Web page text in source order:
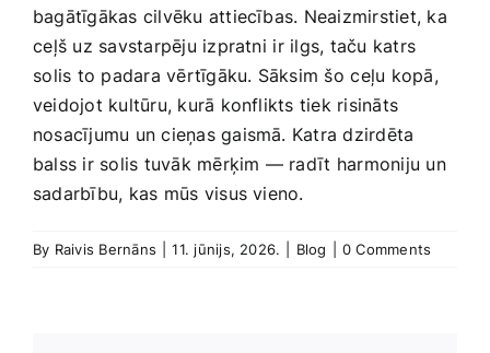
bagātīgākas cilvēku attiecības. Neaizmirstiet, ka
⁢ceļš uz savstarpēju izpratni ⁢ir ilgs, taču katrs
⁢solis to padara ‍vērtīgāku. Sāksim šo ⁤ceļu kopā,
veidojot kultūru, kurā konflikts tiek ​risināts
nosacījumu un cieņas gaismā. Katra dzirdēta
balss ir‍ solis tuvāk mērķim — radīt⁤ harmoniju un
sadarbību, kas mūs ⁤visus vieno.
By Raivis Bernāns 11. jūnijs, 2026. Blog 0 Comments